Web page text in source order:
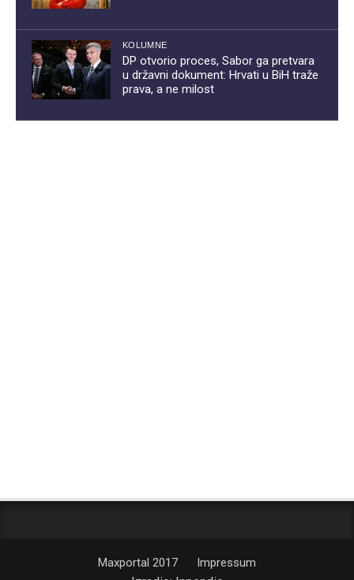
KOLUMNE
DP otvorio proces, Sabor ga pretvara
u državni dokument: Hrvati u BiH traže
prava, a ne milost
Maxportal 2017 Impressum